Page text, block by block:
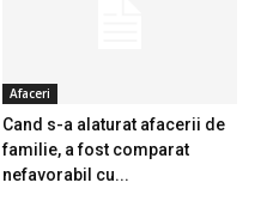
Afaceri
Cand s-a alaturat afacerii de
familie, a fost comparat
nefavorabil cu...